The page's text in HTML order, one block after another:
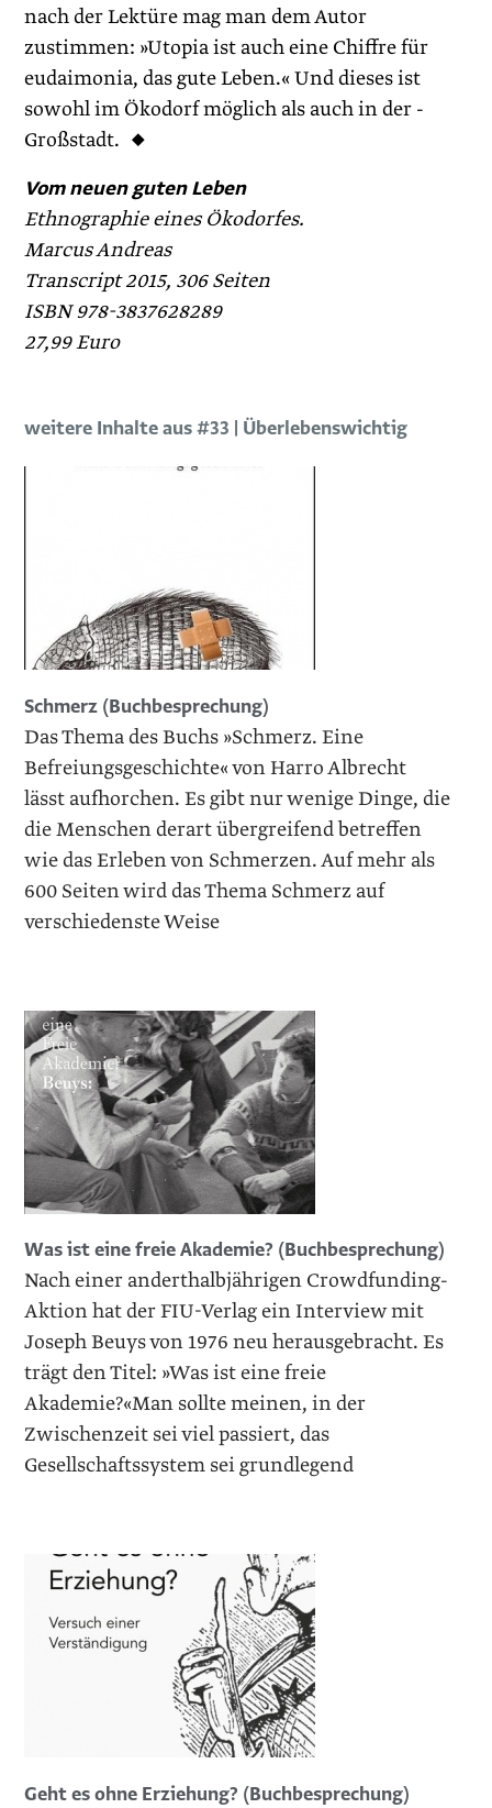
nach der Lektüre mag man dem Autor
zustimmen: »Utopia ist auch eine Chiffre für
eudaimonia, das gute Leben.« Und dieses ist
sowohl im Ökodorf möglich als auch in der ­
Großstadt. ◆ ­
Vom neuen guten Leben
Ethnographie eines Ökodorfes.
Marcus Andreas
Transcript 2015, 306 Seiten
ISBN 978-3837628289
27,99 Euro
weitere Inhalte aus #33 | Überlebenswichtig
Schmerz (Buchbesprechung)
Das Thema des Buchs »Schmerz. Eine
Befreiungsgeschichte« von Harro Albrecht
lässt aufhorchen. Es gibt nur wenige Dinge, die
die Menschen derart übergreifend betreffen
wie das Erleben von Schmerzen. Auf mehr als
600 Seiten wird das Thema Schmerz auf
verschiedenste Weise
Was ist eine freie Akademie? (Buchbesprechung)
Nach einer anderthalbjährigen Crowdfunding-
Aktion hat der FIU-Verlag ein Interview mit
Joseph Beuys von 1976 neu herausgebracht. Es
trägt den Titel: »Was ist eine freie
Akademie?«Man sollte meinen, in der
Zwischenzeit sei viel passiert, das
Gesellschaftssystem sei grundlegend
Geht es ohne Erziehung? (Buchbesprechung)